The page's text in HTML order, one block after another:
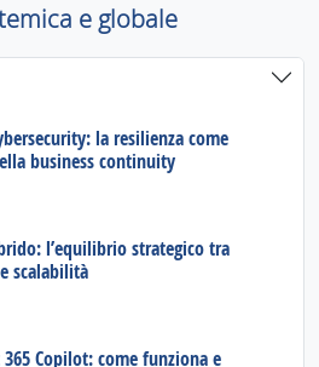
e globale
la resilienza come
business continuity
l’equilibrio strategico tra
scalabilità
Copilot: come funziona e